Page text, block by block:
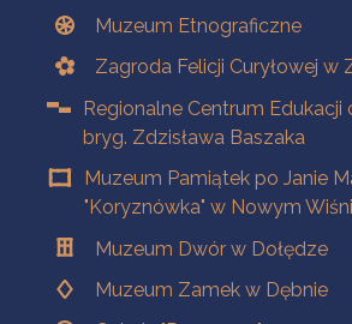
Muzeum Etnograficzne
Zagroda Felicji Curyłowej w
Regionalne Centrum Edukacji
bryg. Zdzisława Baszaka
Muzeum Pamiątek po Janie
"Koryznówka" w Nowym
Muzeum Dwór w Dołędze
Muzeum Zamek w Dębnie